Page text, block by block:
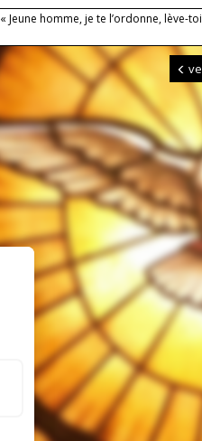
« Jeune homme, je te l’ordonne, lève-